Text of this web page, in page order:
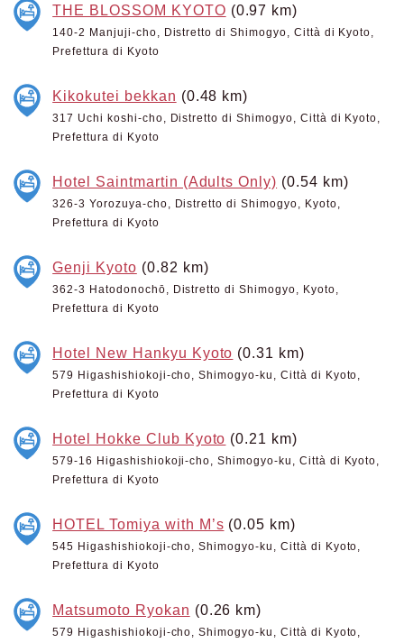
THE BLOSSOM KYOTO (0.97 km)
140-2 Manjuji-cho, Distretto di Shimogyo, Città di Kyoto,
Prefettura di Kyoto
Kikokutei bekkan (0.48 km)
317 Uchi koshi-cho, Distretto di Shimogyo, Città di Kyoto,
Prefettura di Kyoto
Hotel Saintmartin (Adults Only) (0.54 km)
326-3 Yorozuya-cho, Distretto di Shimogyo, Kyoto,
Prefettura di Kyoto
Genji Kyoto (0.82 km)
362-3 Hatodonochō, Distretto di Shimogyo, Kyoto,
Prefettura di Kyoto
Hotel New Hankyu Kyoto (0.31 km)
579 Higashishiokoji-cho, Shimogyo-ku, Città di Kyoto,
Prefettura di Kyoto
Hotel Hokke Club Kyoto (0.21 km)
579-16 Higashishiokoji-cho, Shimogyo-ku, Città di Kyoto,
Prefettura di Kyoto
HOTEL Tomiya with M’s (0.05 km)
545 Higashishiokoji-cho, Shimogyo-ku, Città di Kyoto,
Prefettura di Kyoto
Matsumoto Ryokan (0.26 km)
579 Higashishiokoji-cho, Shimogyo-ku, Città di Kyoto,